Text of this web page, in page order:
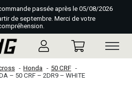
passée après le 05/08/2026
de septembre. Merci de votre
Honda
50 CRF
– 50 CRF – 2DR9 – WHITE